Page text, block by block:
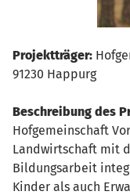
Projektträger:
91230 Happurg
Beschreibung des
Hofgemeinschaft
Landwirtschaft mit
Bildungsarbeit
Kinder als auch